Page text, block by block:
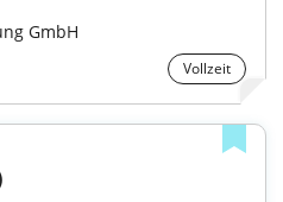
GmbH
Vollzeit